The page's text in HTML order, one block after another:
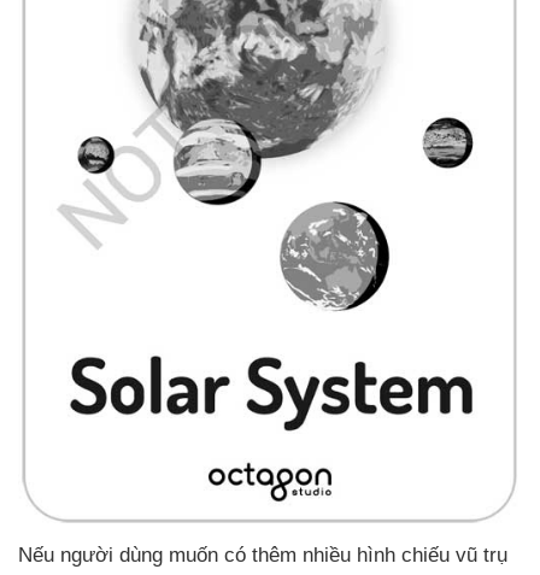
Nếu người dùng muốn có thêm nhiều hình chiếu vũ trụ